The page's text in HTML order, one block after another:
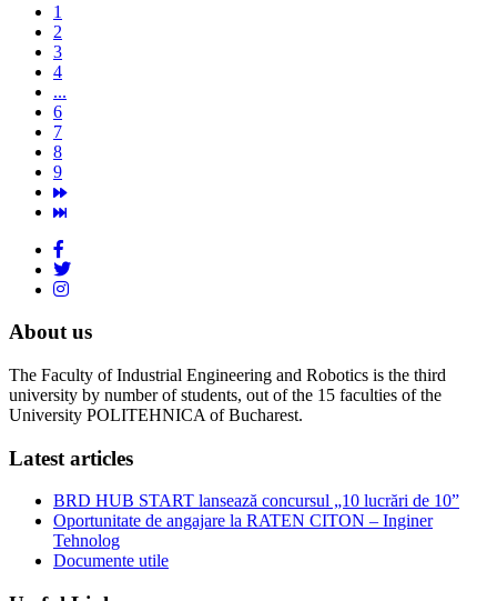
1
2
3
4
...
6
7
8
9
About us
The Faculty of Industrial Engineering and Robotics is the third
university by number of students, out of the 15 faculties of the
University POLITEHNICA of Bucharest.
Latest articles
BRD HUB START lansează concursul „10 lucrări de 10”
Oportunitate de angajare la RATEN CITON – Inginer
Tehnolog
Documente utile